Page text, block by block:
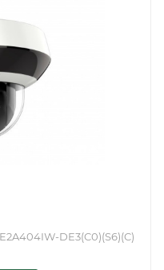
DE3(C0)(S6)(C)